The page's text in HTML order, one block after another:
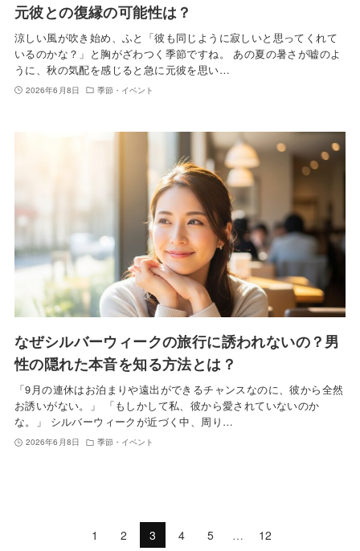
元彼との復縁の可能性は？
涼しい風が吹き始め、ふと「彼も同じように寂しいと思ってくれて
いるのかな？」と胸がざわつく季節ですね。 あの夏の暑さが嘘のよ
うに、秋の気配を感じると急に元彼を思い…
2026年6月8日 季節・イベント
なぜシルバーウィークの旅行に誘われないの？男
性の隠れた本音を知る方法とは？
「9月の連休はお泊まりや遠出ができるチャンスなのに、彼から全然
お誘いがない。」 「もしかして私、彼から愛されていないのか
な。」 シルバーウィークが近づく中、周り…
2026年6月8日 季節・イベント
1 2 3 4 5 … 12